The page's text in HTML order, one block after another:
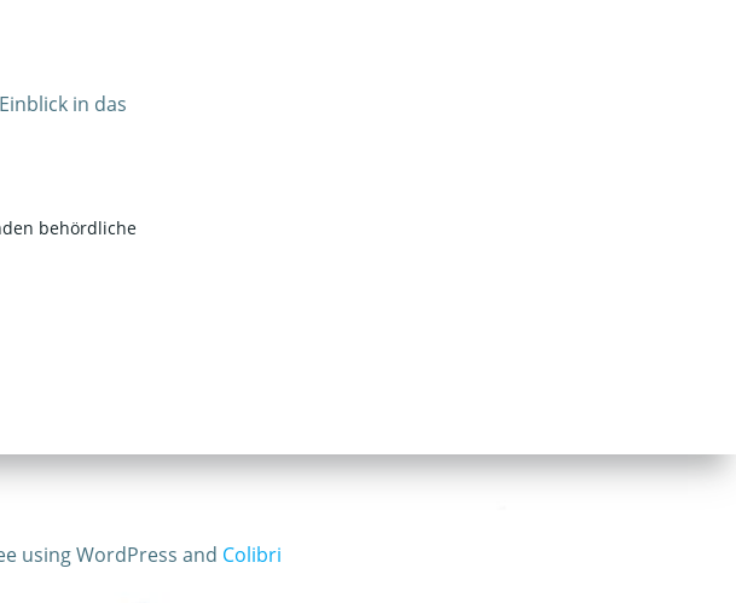
in das
behördliche
using WordPress and Colibri